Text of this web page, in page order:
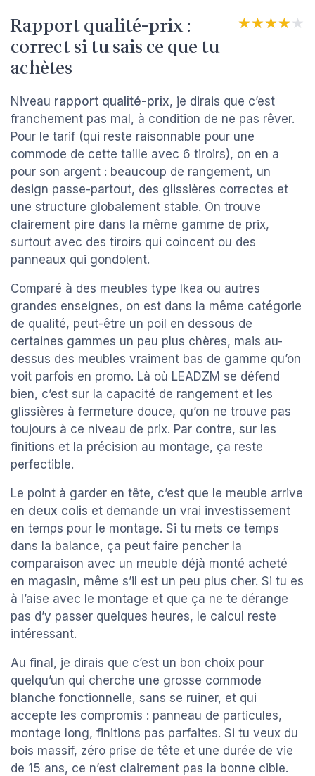
Rapport qualité-prix :
correct si tu sais ce que tu
achètes
★★★★★
★★★★★
Niveau rapport qualité-prix, je dirais que c’est
franchement pas mal, à condition de ne pas rêver.
Pour le tarif (qui reste raisonnable pour une
commode de cette taille avec 6 tiroirs), on en a
pour son argent : beaucoup de rangement, un
design passe-partout, des glissières correctes et
une structure globalement stable. On trouve
clairement pire dans la même gamme de prix,
surtout avec des tiroirs qui coincent ou des
panneaux qui gondolent.
Comparé à des meubles type Ikea ou autres
grandes enseignes, on est dans la même catégorie
de qualité, peut-être un poil en dessous de
certaines gammes un peu plus chères, mais au-
dessus des meubles vraiment bas de gamme qu’on
voit parfois en promo. Là où LEADZM se défend
bien, c’est sur la capacité de rangement et les
glissières à fermeture douce, qu’on ne trouve pas
toujours à ce niveau de prix. Par contre, sur les
finitions et la précision au montage, ça reste
perfectible.
Le point à garder en tête, c’est que le meuble arrive
en deux colis et demande un vrai investissement
en temps pour le montage. Si tu mets ce temps
dans la balance, ça peut faire pencher la
comparaison avec un meuble déjà monté acheté
en magasin, même s’il est un peu plus cher. Si tu es
à l’aise avec le montage et que ça ne te dérange
pas d’y passer quelques heures, le calcul reste
intéressant.
Au final, je dirais que c’est un bon choix pour
quelqu’un qui cherche une grosse commode
blanche fonctionnelle, sans se ruiner, et qui
accepte les compromis : panneau de particules,
montage long, finitions pas parfaites. Si tu veux du
bois massif, zéro prise de tête et une durée de vie
de 15 ans, ce n’est clairement pas la bonne cible.